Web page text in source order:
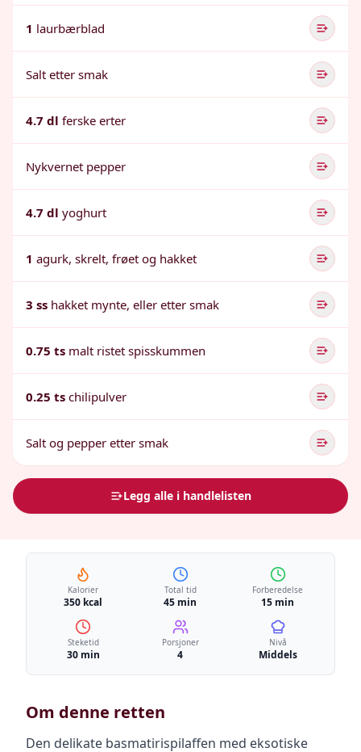
1 laurbærblad
Salt etter smak
4.7 dl ferske erter
Nykvernet pepper
4.7 dl yoghurt
1 agurk, skrelt, frøet og hakket
3 ss hakket mynte, eller etter smak
0.75 ts malt ristet spisskummen
0.25 ts chilipulver
Salt og pepper etter smak
Legg alle i handlelisten
Kalorier
350 kcal
Total tid
45 min
Forberedelse
15 min
Steketid
30 min
Porsjoner
4
Nivå
Middels
Om denne retten
Den delikate basmatirispilaffen med eksotiske